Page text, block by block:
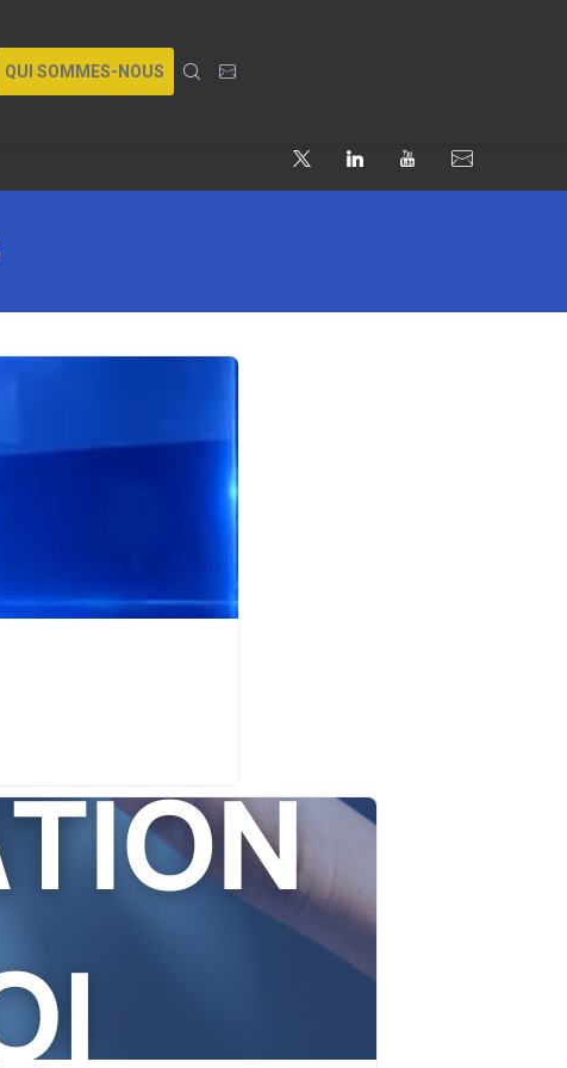
QUI SOMMES-NOUS